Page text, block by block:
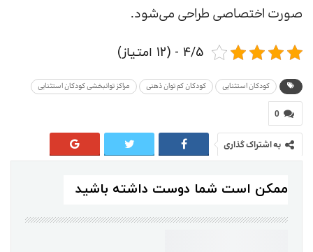
صورت اختصاصی طراحی می‌شود.
4/5 - (12 امتیاز)
کودکان استثنایی کودکان کم توان ذهنی مراکز توانبخشی کودکان استثنایی
0
به اشتراک گذاری
ممکن است شما دوست داشته باشید